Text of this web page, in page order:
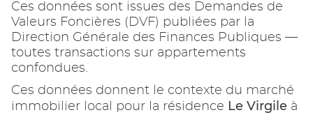
Ces données sont issues des Demandes de
Valeurs Foncières (DVF) publiées par la
Direction Générale des Finances Publiques —
toutes transactions sur appartements
confondues.
Ces données donnent le contexte du marché
immobilier local pour la résidence Le Virgile à